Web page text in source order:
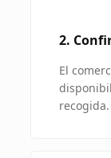
2.
El
recogida.